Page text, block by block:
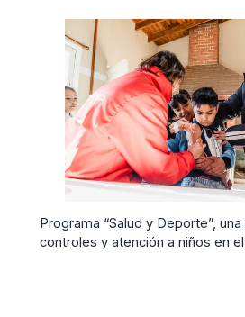
Programa “Salud y Deporte”,
controles y atención a niños en